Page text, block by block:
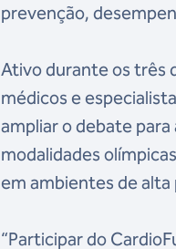
prevenção,
Ativo durante os três
médicos e
ampliar o debate
modalidades
em ambientes de alta
“Participar do